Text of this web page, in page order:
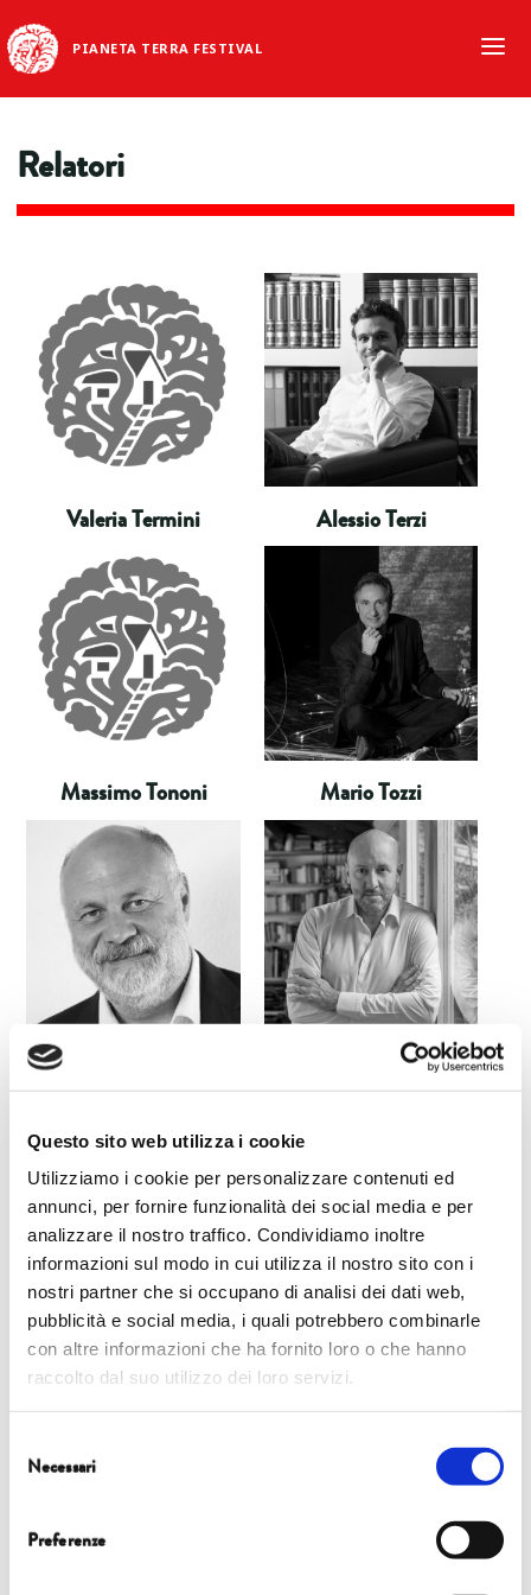
Questo sito web utilizza i cookie
Utilizziamo i cookie per personalizzare contenuti ed
annunci, per fornire funzionalità dei social media e per
analizzare il nostro traffico. Condividiamo inoltre
informazioni sul modo in cui utilizza il nostro sito con i
nostri partner che si occupano di analisi dei dati web,
pubblicità e social media, i quali potrebbero combinarle
con altre informazioni che ha fornito loro o che hanno
raccolto dal suo utilizzo dei loro servizi.
delNecessari
Preferenze
PIANETA TERRA FESTIVAL
Relatori
Valeria Termini Alessio Terzi
Massimo Tononi Mario Tozzi
Riccardo Valentini Alessandro Vanoli
Paolo Verzone Angela Vettese